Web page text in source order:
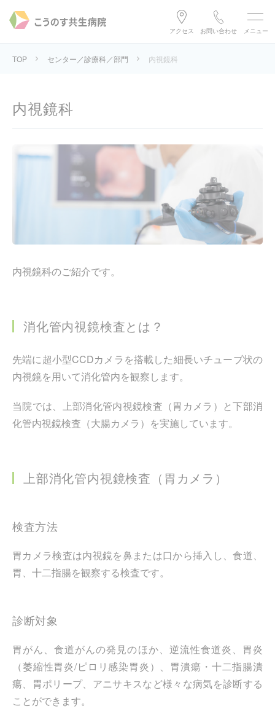
アクセス お問い合わせ メニュー
TOP センター／診療科／部門 内視鏡科
内視鏡科
内視鏡科のご紹介です。
消化管内視鏡検査とは？
先端に超小型CCDカメラを搭載した細長いチューブ状の
内視鏡を用いて消化管内を観察します。
当院では、上部消化管内視鏡検査（胃カメラ）と下部消
化管内視鏡検査（大腸カメラ）を実施しています。
上部消化管内視鏡検査（胃カメラ）
検査方法
胃カメラ検査は内視鏡を鼻または口から挿入し、食道、
胃、十二指腸を観察する検査です。
診断対象
胃がん、食道がんの発見のほか、逆流性食道炎、胃炎
（萎縮性胃炎/ピロリ感染胃炎）、胃潰瘍・十二指腸潰
瘍、胃ポリープ、アニサキスなど様々な病気を診断する
ことができます。